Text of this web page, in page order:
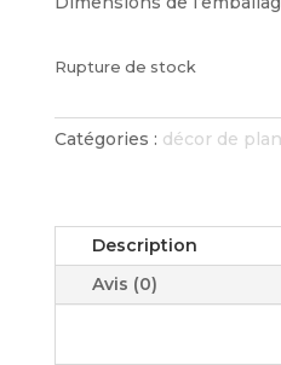
Rupture de stock
Catégories : décor de
Description
Avis (0)